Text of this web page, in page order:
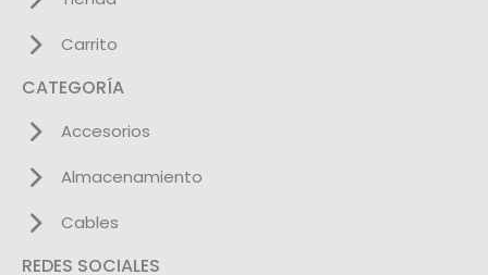
Carrito
CATEGORÍA
Accesorios
Almacenamiento
Cables
REDES SOCIALES